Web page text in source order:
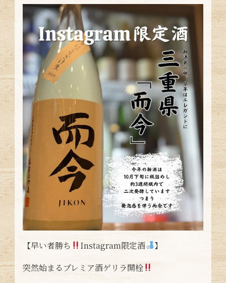
【早い者勝ち Instagram限定酒
】
突然始まるプレミア酒ゲリラ開栓